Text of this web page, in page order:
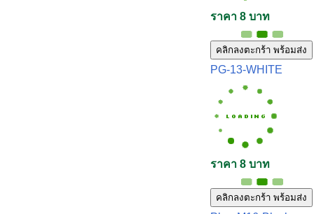
ราคา 8 บาท
คลิกลงตะกร้า พร้อมส่ง
PG-13-WHITE
ราคา 8 บาท
คลิกลงตะกร้า พร้อมส่ง